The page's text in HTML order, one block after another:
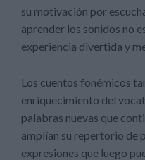
su motivación por
aprender los sonidos no
experiencia divertida y
Los cuentos fonémicos
enriquecimiento del
palabras nuevas que
amplían su repertorio de
expresiones que luego